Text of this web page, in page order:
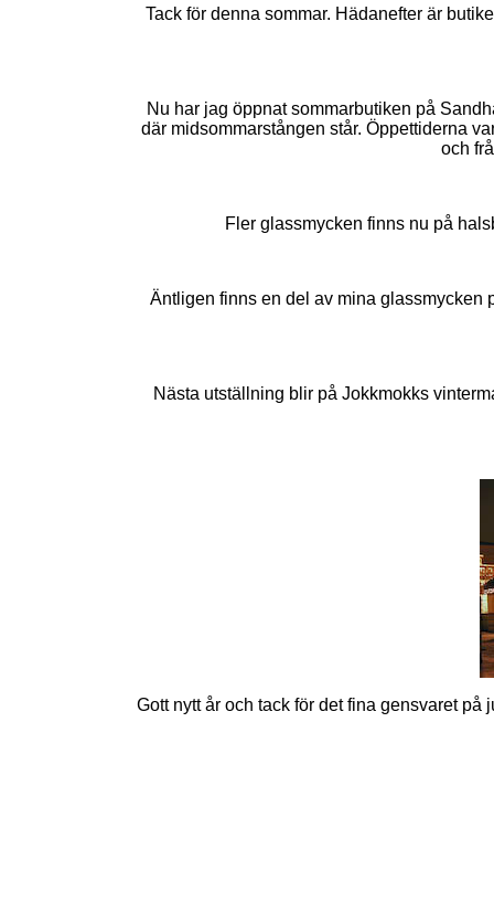
Tack för denna sommar. Hädanefter är
Nu har jag öppnat sommarbutiken på
där midsommarstången står. Öppettiderna
och
Fler glassmycken finns nu på
Äntligen finns en del av mina glassmycken
Nästa utställning blir på Jokkmokks
Gott nytt år och tack för det fina gensvaret på